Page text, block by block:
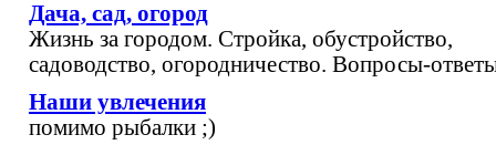
Дача, сад, огород
Жизнь за городом. Стройка, обустройство,
садоводство, огородничество. Вопросы-
Наши увлечения
помимо рыбалки ;)